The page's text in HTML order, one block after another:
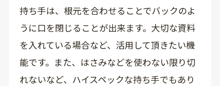
持ち手は、根元を合わせることでバックのよ
うに口を閉じることが出来ます。大切な資料
を入れている場合など、活用して頂きたい機
能です。また、はさみなどを使わない限り切
れないなど、ハイスペックな持ち手でもあり